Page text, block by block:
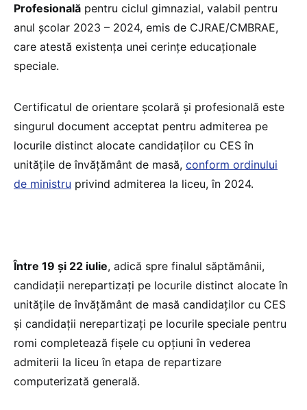
Profesională pentru ciclul gimnazial, valabil pentru
anul şcolar 2023 – 2024, emis de CJRAE/CMBRAE,
care atestă existența unei cerințe educaționale
speciale.
Certificatul de orientare școlară și profesională este
singurul document acceptat pentru admiterea pe
locurile distinct alocate candidaților cu CES în
unitățile de învățământ de masă, conform ordinului
de ministru privind admiterea la liceu, în 2024.
Între 19 și 22 iulie, adică spre finalul săptămânii,
candidații nerepartizați pe locurile distinct alocate în
unitățile de învățământ de masă candidaților cu CES
și candidații nerepartizați pe locurile speciale pentru
romi completează fișele cu opțiuni în vederea
admiterii la liceu în etapa de repartizare
computerizată generală.